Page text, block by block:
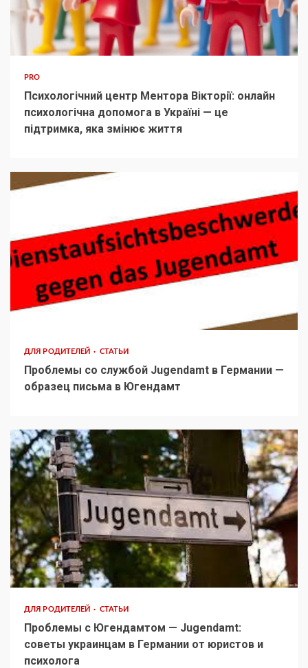
PRO
Психологічний центр Ментора Вікторії: онлайн
психологічна допомога в Україні — це
підтримка, яка змінює життя
ДЛЯ РОДИТЕЛЕЙ СТАТЬИ
Проблемы со службой Jugendamt в Германии —
образец письма в Югендамт
ДЛЯ РОДИТЕЛЕЙ СТАТЬИ
Проблемы с Югендамтом — Jugendamt:
советы украинцам в Германии от юристов и
психолога